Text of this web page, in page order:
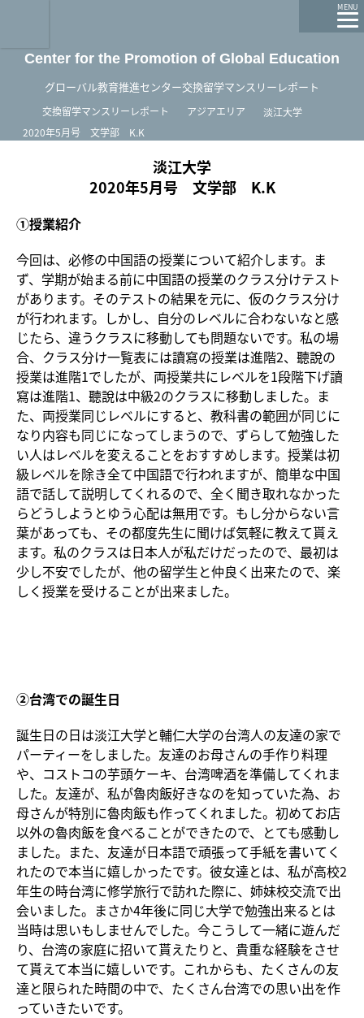
MENU
Center for the Promotion of Global Education
グローバル教育推進センター交換留学マンスリーレポート
ホーム
交換留学マンスリーレポート アジアエリア
淡江大学
2020年5月号 文学部 K.K
淡江大学
2020年5月号 文学部 K.K
①授業紹介
今回は、必修の中国語の授業について紹介します。ま
ず、学期が始まる前に中国語の授業のクラス分けテスト
があります。そのテストの結果を元に、仮のクラス分け
が行われます。しかし、自分のレベルに合わないなと感
じたら、違うクラスに移動しても問題ないです。私の場
合、クラス分け一覧表には讀寫の授業は進階2、聽說の
授業は進階1でしたが、両授業共にレベルを1段階下げ讀
寫は進階1、聽說は中級2のクラスに移動しました。ま
た、両授業同じレベルにすると、教科書の範囲が同じに
なり内容も同じになってしまうので、ずらして勉強した
い人はレベルを変えることをおすすめします。授業は初
級レベルを除き全て中国語で行われますが、簡単な中国
語で話して説明してくれるので、全く聞き取れなかった
らどうしようとゆう心配は無用です。もし分からない言
葉があっても、その都度先生に聞けば気軽に教えて貰え
ます。私のクラスは日本人が私だけだったので、最初は
少し不安でしたが、他の留学生と仲良く出来たので、楽
しく授業を受けることが出来ました。
②台湾での誕生日
誕生日の日は淡江大学と輔仁大学の台湾人の友達の家で
パーティーをしました。友達のお母さんの手作り料理
や、コストコの芋頭ケーキ、台湾啤酒を準備してくれま
した。友達が、私が魯肉飯好きなのを知っていた為、お
母さんが特別に魯肉飯も作ってくれました。初めてお店
以外の魯肉飯を食べることができたので、とても感動し
ました。また、友達が日本語で頑張って手紙を書いてく
れたので本当に嬉しかったです。彼女達とは、私が高校2
年生の時台湾に修学旅行で訪れた際に、姉妹校交流で出
会いました。まさか4年後に同じ大学で勉強出来るとは
当時は思いもしませんでした。今こうして一緒に遊んだ
り、台湾の家庭に招いて貰えたりと、貴重な経験をさせ
て貰えて本当に嬉しいです。これからも、たくさんの友
達と限られた時間の中で、たくさん台湾での思い出を作
っていきたいです。